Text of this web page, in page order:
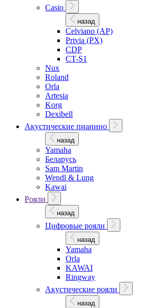
Casio
назад
Celviano (AP)
Privia (PX)
CDP
CT-S1
Nux
Roland
Orla
Artesia
Korg
Dexibell
Акустические пианино
назад
Yamaha
Беларусь
Sam Martin
Wendl & Lung
Kawai
Рояли
назад
Цифровые рояли
назад
Yamaha
Orla
KAWAI
Ringway
Акустические рояли
назад